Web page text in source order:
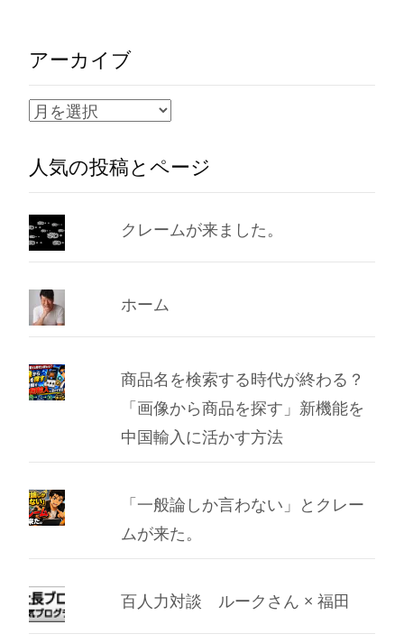
アーカイブ
ア
カ
イ
ブ
人気の投稿とページ
クレームが来ました。
ホーム
商品名を検索する時代が終わる？
「画像から商品を探す」新機能を
中国輸入に活かす方法
「一般論しか言わない」とクレー
ムが来た。
百人力対談 ルークさん × 福田